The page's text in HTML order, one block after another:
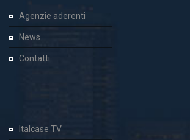
Agenzie aderenti
News
Contatti
Italcase TV